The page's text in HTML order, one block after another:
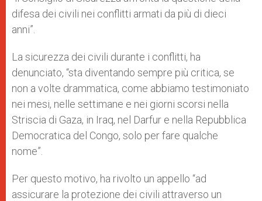
difesa dei civili nei conflitti armati da più di dieci
anni”.
La sicurezza dei civili durante i conflitti, ha
denunciato, “sta diventando sempre più critica, se
non a volte drammatica, come abbiamo testimoniato
nei mesi, nelle settimane e nei giorni scorsi nella
Striscia di Gaza, in Iraq, nel Darfur e nella Repubblica
Democratica del Congo, solo per fare qualche
nome”.
Per questo motivo, ha rivolto un appello “ad
assicurare la protezione dei civili attraverso un